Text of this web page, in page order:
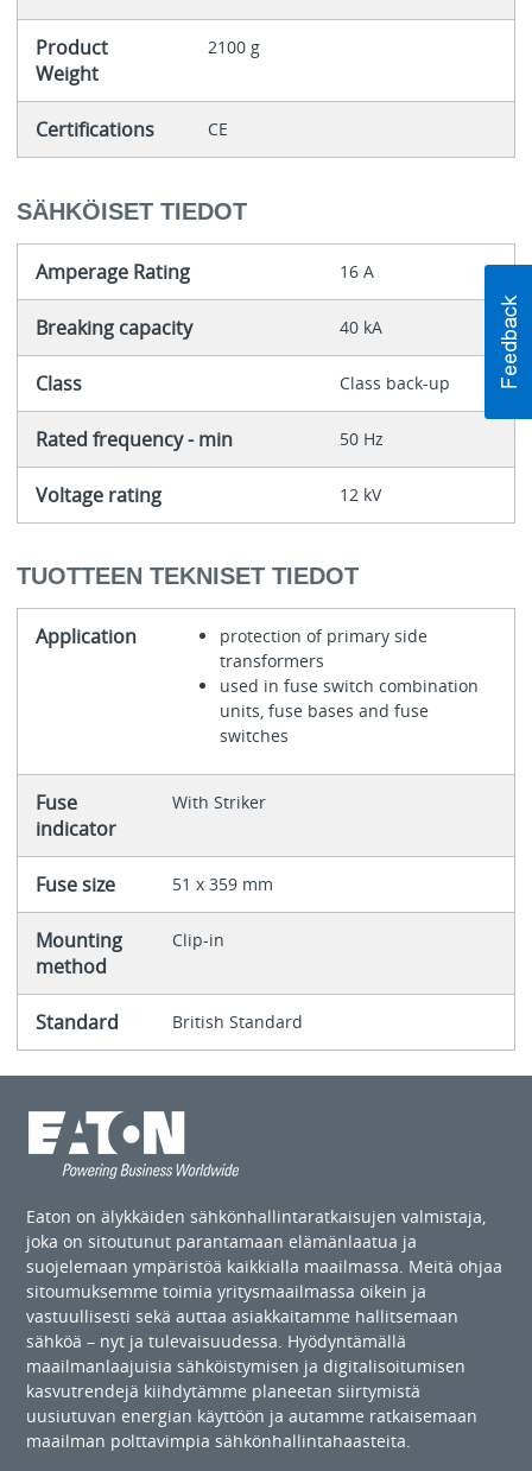
Product
Weight
2100 g
Certifications CE
SÄHKÖISET TIEDOT
Amperage Rating 16 A
Breaking capacity 40 kA
Class Class back-up
Rated frequency - min 50 Hz
Voltage rating 12 kV
TUOTTEEN TEKNISET TIEDOT
Application
protection of primary side
transformers
used in fuse switch combination
units, fuse bases and fuse
switches
Fuse
indicator
With Striker
Fuse size 51 x 359 mm
Mounting
method
Clip-in
Standard British Standard
Eaton on älykkäiden sähkönhallintaratkaisujen valmistaja,
joka on sitoutunut parantamaan elämänlaatua ja
suojelemaan ympäristöä kaikkialla maailmassa. Meitä ohjaa
sitoumuksemme toimia yritysmaailmassa oikein ja
vastuullisesti sekä auttaa asiakkaitamme hallitsemaan
sähköä – nyt ja tulevaisuudessa. Hyödyntämällä
maailmanlaajuisia sähköistymisen ja digitalisoitumisen
kasvutrendejä kiihdytämme planeetan siirtymistä
uusiutuvan energian käyttöön ja autamme ratkaisemaan
maailman polttavimpia sähkönhallintahaasteita.